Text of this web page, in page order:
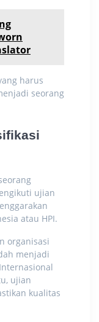
harus
seorang
ujian
atau HPI.
organisasi
menjadi
ujian
kualitas